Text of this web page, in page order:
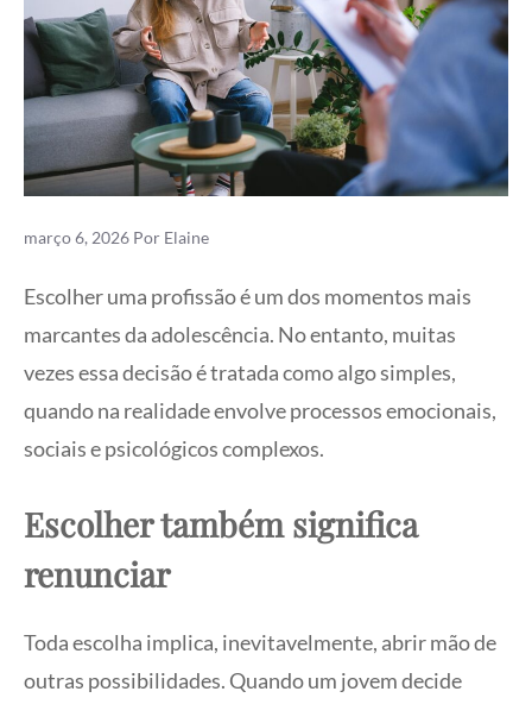
março 6, 2026 Por Elaine
Escolher uma profissão é um dos momentos mais
marcantes da adolescência. No entanto, muitas
vezes essa decisão é tratada como algo simples,
quando na realidade envolve processos emocionais,
sociais e psicológicos complexos.
Escolher também significa
renunciar
Toda escolha implica, inevitavelmente, abrir mão de
outras possibilidades. Quando um jovem decide